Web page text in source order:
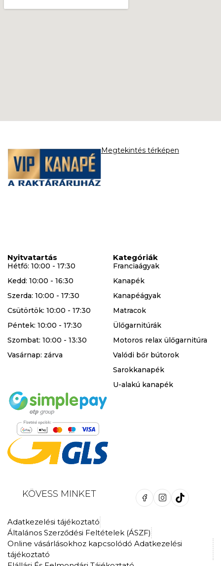
Megtekintés térképen
Nyitvatartás
Hétfő: 10:00 - 17:30
Kedd: 10:00 - 16:30
Szerda: 10:00 - 17:30
Csütörtök: 10:00 - 17:30
Péntek: 10:00 - 17:30
Szombat: 10:00 - 13:30
Vasárnap: zárva
Kategóriák
Franciaágyak
Kanapék
Kanapéágyak
Matracok
Ülőgarnitúrák
Motoros relax ülőgarnitúra
Valódi bőr bútorok
Sarokkanapék
U-alakú kanapék
KÖVESS MINKET
Adatkezelési tájékoztató
Általános Szerződési Feltételek (ÁSZF)
Online vásárlásokhoz kapcsolódó Adatkezelési
tájékoztató